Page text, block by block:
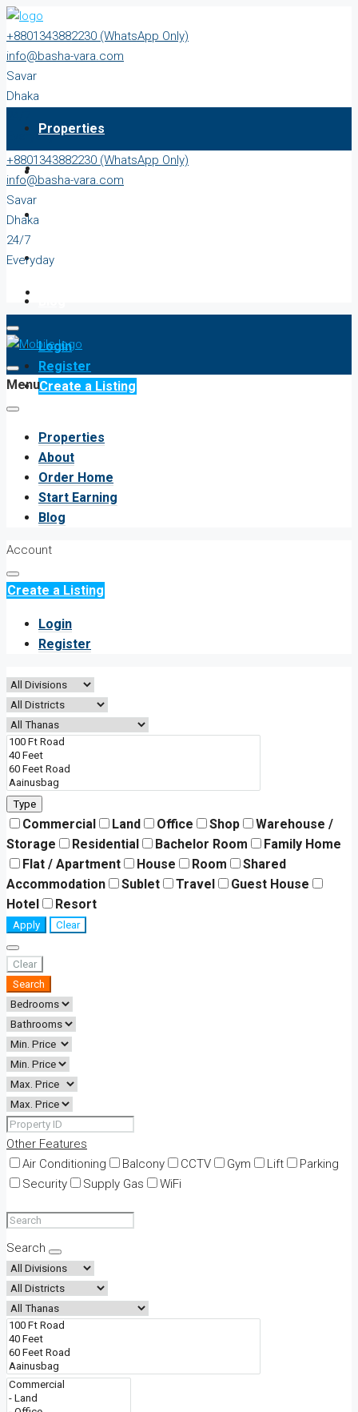
+8801343882230 (WhatsApp Only)
info@basha-vara.com
Savar
Dhaka
EverydayProperties
About
Start Earning
Login
Register
Create a Listing
+8801343882230 (WhatsApp Only)
info@basha-vara.com
Savar
Dhaka
24/7
Everyday
Menu
Properties
About
Order Home
Start Earning
Blog
Account
Create a Listing
Login
Register
Type
Commercial Land Office Shop
Warehouse /
Storage
Residential Bachelor Room
Family Home
Flat / Apartment
House Room
Shared
Accommodation
Sublet Travel
Guest House
Hotel
Resort
Apply Clear
Clear
Search
Other Features
Air Conditioning
Balcony CCTV Gym Lift
Parking
Security
Supply Gas WiFi
Search